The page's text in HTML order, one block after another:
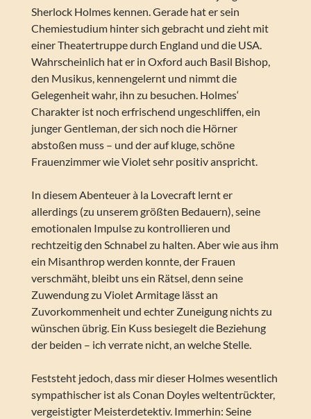
Sherlock Holmes kennen. Gerade hat er sein
Chemiestudium hinter sich gebracht und zieht mit
einer Theatertruppe durch England und die USA.
Wahrscheinlich hat er in Oxford auch Basil Bishop,
den Musikus, kennengelernt und nimmt die
Gelegenheit wahr, ihn zu besuchen. Holmes‘
Charakter ist noch erfrischend ungeschliffen, ein
junger Gentleman, der sich noch die Hörner
abstoßen muss – und der auf kluge, schöne
Frauenzimmer wie Violet sehr positiv anspricht.
In diesem Abenteuer à la Lovecraft lernt er
allerdings (zu unserem größten Bedauern), seine
emotionalen Impulse zu kontrollieren und
rechtzeitig den Schnabel zu halten. Aber wie aus ihm
ein Misanthrop werden konnte, der Frauen
verschmäht, bleibt uns ein Rätsel, denn seine
Zuwendung zu Violet Armitage lässt an
Zuvorkommenheit und echter Zuneigung nichts zu
wünschen übrig. Ein Kuss besiegelt die Beziehung
der beiden – ich verrate nicht, an welche Stelle.
Feststeht jedoch, dass mir dieser Holmes wesentlich
sympathischer ist als Conan Doyles weltentrückter,
vergeistigter Meisterdetektiv. Immerhin: Seine